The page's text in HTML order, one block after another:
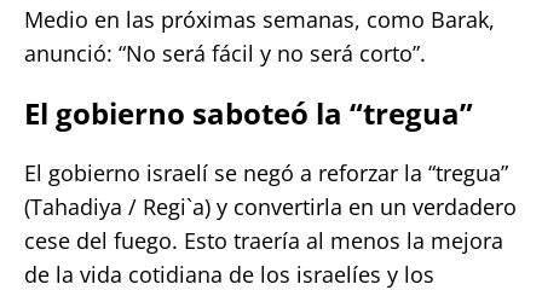
Medio en las próximas semanas, como Barak,
anunció: “No será fácil y no será corto”.
El gobierno saboteó la “tregua”
El gobierno israelí se negó a reforzar la “tregua”
(Tahadiya / Regi`a) y convertirla en un verdadero
cese del fuego. Esto traería al menos la mejora
de la vida cotidiana de los israelíes y los